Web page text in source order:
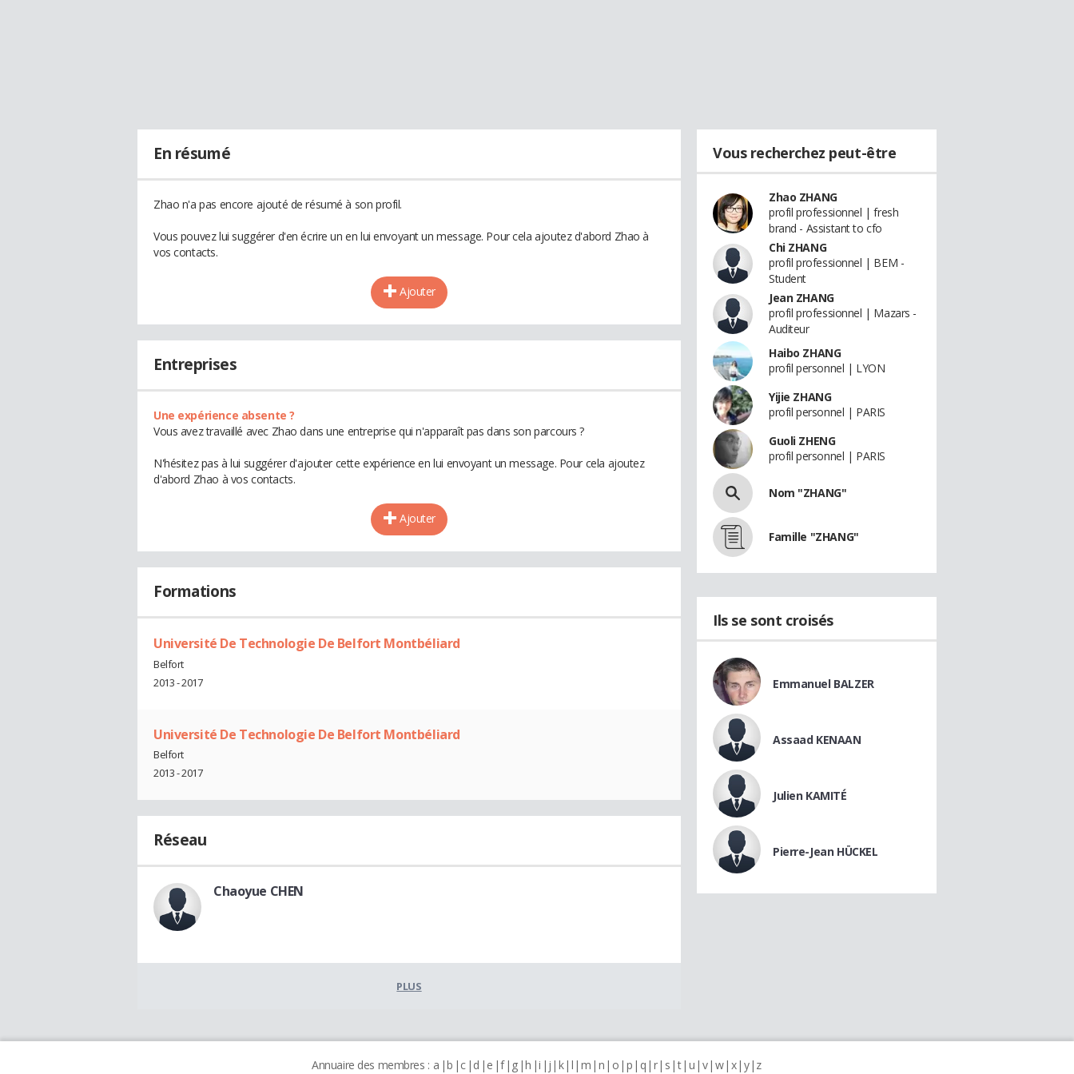
En résumé
Zhao n'a pas encore ajouté de résumé à son profil.
Vous pouvez lui suggérer d'en écrire un en lui envoyant un message. Pour cela ajoutez d'abord Zhao à
vos contacts.
Ajouter
Entreprises
Une expérience absente ?
Vous avez travaillé avec Zhao dans une entreprise qui n'apparaît pas dans son parcours ?
N'hésitez pas à lui suggérer d'ajouter cette expérience en lui envoyant un message. Pour cela ajoutez
d'abord Zhao à vos contacts.
Ajouter
Formations
Université De Technologie De Belfort Montbéliard
Belfort
2013 - 2017
Université De Technologie De Belfort Montbéliard
Belfort
2013 - 2017
Réseau
Chaoyue CHEN
PLUS
Vous recherchez peut-être
Zhao ZHANG
profil professionnel | fresh
brand - Assistant to cfo
Chi ZHANG
profil professionnel | BEM -
Student
Jean ZHANG
profil professionnel | Mazars -
Auditeur
Haibo ZHANG
profil personnel | LYON
Yijie ZHANG
profil personnel | PARIS
Guoli ZHENG
profil personnel | PARIS
Nom "ZHANG"
Famille "ZHANG"
Ils se sont croisés
Emmanuel BALZER
Assaad KENAAN
Julien KAMITÉ
Pierre-Jean HÜCKEL
Annuaire des membres : a b c d e f g h i j k l m n o p q r s t u v w x y z